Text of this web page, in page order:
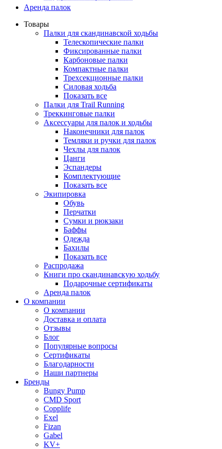
Аренда палок
Товары
Палки для скандинавской ходьбы
Телескопические палки
Фиксированные палки
Карбоновые палки
Компактные палки
Трехсекционные палки
Силовая ходьба
Показать все
Палки для Trail Running
Треккинговые палки
Аксессуары для палок и ходьбы
Наконечники для палок
Темляки и ручки для палок
Чехлы для палок
Цанги
Эспандеры
Комплектующие
Показать все
Экипировка
Обувь
Перчатки
Сумки и рюкзаки
Баффы
Одежда
Бахилы
Показать все
Распродажа
Книги про скандинавскую ходьбу
Подарочные сертификаты
Аренда палок
О компании
О компании
Доставка и оплата
Отзывы
Блог
Популярные вопросы
Сертификаты
Благодарности
Наши партнеры
Бренды
Bungy Pump
CMD Sport
Copplife
Exel
Fizan
Gabel
KV+